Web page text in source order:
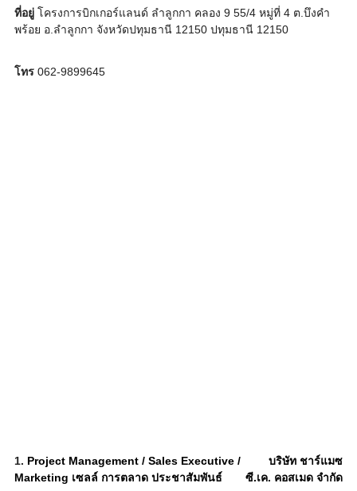
ที่อยู่โครงการบิกเกอร์แลนด์ ลำลูกกา คลอง 9 55/4 หมู่ที่ 4 ต.บึงคำ
พร้อย อ.ลำลูกกา จังหวัดปทุมธานี 12150 ปทุมธานี 12150
โทร062-9899645
1. Project Management / Sales Executive /
Marketing เซลล์ การตลาด ประชาสัมพันธ์
บริษัท ชาร์แมซ
ซี.เค. คอสเมด จำกัด